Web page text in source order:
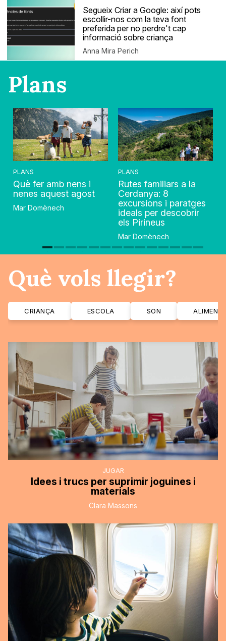
Segueix Criar a Google: així pots
escollir-nos com la teva font
preferida per no perdre't cap
informació sobre criança
Anna Mira Perich
Plans
PLANS
Què fer amb nens i
nenes aquest agost
Mar Domènech
PLANS
Rutes familiars a la
Cerdanya: 8
excursions i paratges
ideals per descobrir
els Pirineus
Mar Domènech
Què vols llegir?
CRIANÇA ESCOLA SON
JUGAR
Idees i trucs per suprimir joguines i
materials
Clara Massons